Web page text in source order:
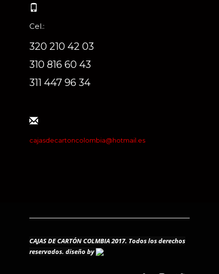
Cel.:
320 210 42 03
310 816 60 43
311 447 96 34
cajasdecartoncolombia@hotmail.es
CAJAS DE CARTÓN COLMBIA 2017. Todos los derechos
reservados. diseño by